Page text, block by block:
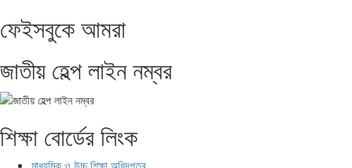
ফেইসবুকে আমরা
জাতীয় হেল্প লাইন নম্বর
শিক্ষা বোর্ডের লিংক